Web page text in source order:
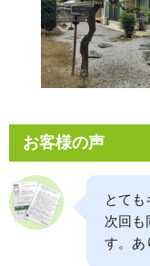
お客様の声
とても
次回も
す。あ